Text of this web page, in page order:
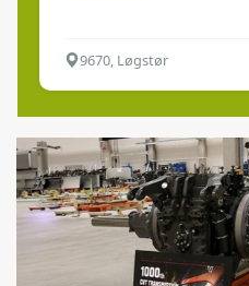
9670, Løgstør